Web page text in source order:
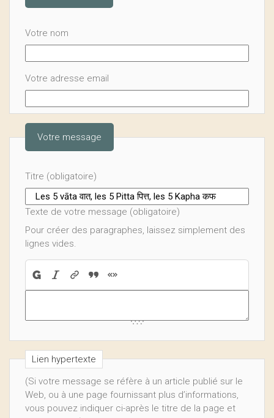
Votre nom
Votre adresse email
Votre message
Titre (obligatoire)
Texte de votre message (obligatoire)
Pour créer des paragraphes, laissez simplement des
lignes vides.
Lien hypertexte
(Si votre message se réfère à un article publié sur le
Web, ou à une page fournissant plus d’informations,
vous pouvez indiquer ci-après le titre de la page et